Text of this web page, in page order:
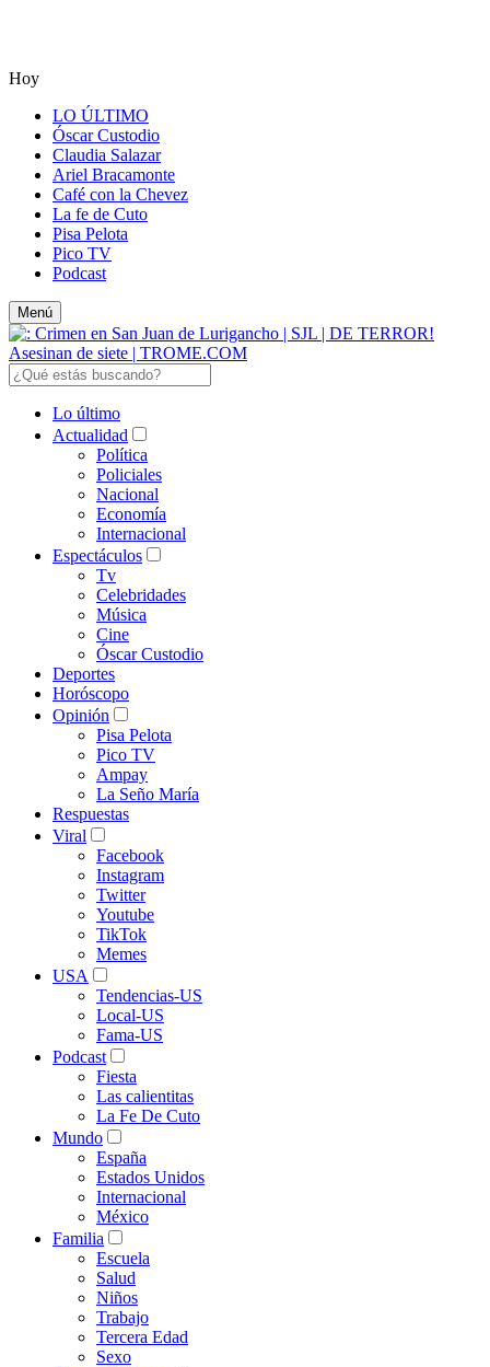
Hoy
LO ÚLTIMO
Óscar Custodio
Claudia Salazar
Ariel Bracamonte
Café con la Chevez
La fe de Cuto
Pisa Pelota
Pico TV
Podcast
Menú
Lo último
Actualidad
Política
Policiales
Nacional
Economía
Internacional
Espectáculos
Tv
Celebridades
Música
Cine
Óscar Custodio
Deportes
Horóscopo
Opinión
Pisa Pelota
Pico TV
Ampay
La Seño María
Respuestas
Viral
Facebook
Instagram
Twitter
Youtube
TikTok
Memes
USA
Tendencias-US
Local-US
Fama-US
Podcast
Fiesta
Las calientitas
La Fe De Cuto
Mundo
España
Estados Unidos
Internacional
México
Familia
Escuela
Salud
Niños
Trabajo
Tercera Edad
Sexo